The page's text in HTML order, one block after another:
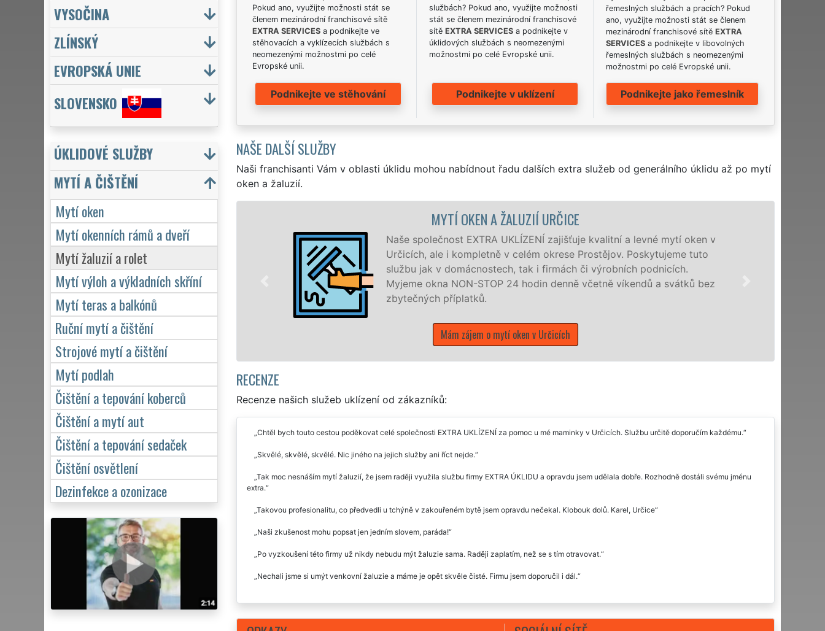
Pokud ano, využijte možnosti stát se
členem mezinárodní franchisové sítě
EXTRA SERVICESa podnikejte ve
stěhovacích a vyklízecích službách s
neomezenými možnostmi po celé
Evropské unii.
Podnikejte ve stěhování
službách? Pokud ano, využijte možnosti
stát se členem mezinárodní franchisové
sítě EXTRA SERVICESa podnikejte v
úklidových službách s neomezenými
možnostmi po celé Evropské unii.
Podnikejte v uklízení
řemeslných službách a pracích? Pokud
ano, využijte možnosti stát se členem
mezinárodní franchisové sítěEXTRA
SERVICES a podnikejte v libovolných
řemeslných službách s neomezenými
možnostmi po celé Evropské unii.
Podnikejte jako řemeslník
NAŠE DALŠÍ SLUŽBY
Naši franchisanti Vám v oblasti úklidu mohou nabídnout řadu dalších extra služeb od generálního úklidu až po mytí
oken a žaluzií.
MYTÍ OKEN A ŽALUZIÍ URČICE
Naše společnost EXTRA UKLÍZENÍ zajišťuje kvalitní a levné mytí oken v
Určicích, ale i kompletně v celém okrese Prostějov. Poskytujeme tuto
službu jak v domácnostech, tak i firmách či výrobních podnicích.
Myjeme okna NON-STOP 24 hodin denně včetně víkendů a svátků bez
zbytečných příplatků.
Mám zájem o mytí oken v Určicích
RECENZE
Recenze našich služeb uklízení od zákazníků:
Chtěl bych touto cestou poděkovat celé společnosti EXTRA UKLÍZENÍ za pomoc u mé maminky v Určicích. Službu určitě doporučím každému.
Skvělé, skvělé, skvělé. Nic jiného na jejich služby ani říct nejde.
Tak moc nesnáším mytí žaluzií, že jsem raději využila službu firmy EXTRA ÚKLIDU a opravdu jsem udělala dobře. Rozhodně dostáli svému jménu
extra.
Takovou profesionalitu, co předvedli u tchýně v zakouřeném bytě jsem opravdu nečekal. Klobouk dolů. Karel, Určice
Naši zkušenost mohu popsat jen jedním slovem, paráda!
Po vyzkoušení této firmy už nikdy nebudu mýt žaluzie sama. Raději zaplatím, než se s tím otravovat.
Nechali jsme si umýt venkovní žaluzie a máme je opět skvěle čisté. Firmu jsem doporučil i dál.
VYSOČINA
ZLÍNSKÝ
EVROPSKÁ UNIE
SLOVENSKO
ÚKLIDOVÉ SLUŽBY
MYTÍ A ČIŠTĚNÍ
Mytí oken
Mytí okenních rámů a dveří
Mytí žaluzií a rolet
Mytí výloh a výkladních skříní
Mytí teras a balkónů
Ruční mytí a čištění
Strojové mytí a čištění
Mytí podlah
Čištění a tepování koberců
Čištění a mytí aut
Čištění a tepování sedaček
Čištění osvětlení
Dezinfekce a ozonizace